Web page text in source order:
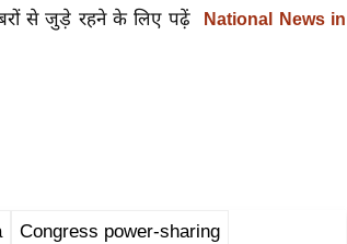
से जुड़े रहने के लिए पढ़ें
National News in
Congress power-sharing